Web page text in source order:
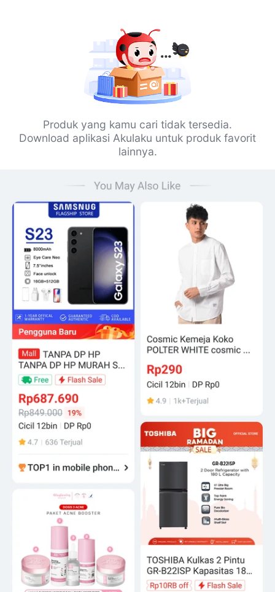
Produk yang kamu cari tidak tersedia.
Download aplikasi Akulaku untuk produk favorit
lainnya.